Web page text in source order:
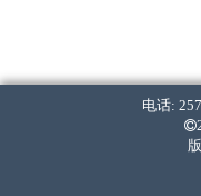
电话: